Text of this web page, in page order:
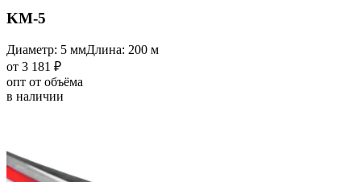
KM-5
Диаметр: 5 ммДлина: 200 м
от 3 181 ₽
опт от объёма
в наличии